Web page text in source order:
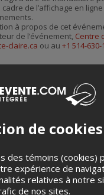
cadre de l’affichage en
à propos de cet
de l’événement, Centre
claire.ca ou au +1 514-630-
robot ci-bas.
de cookies
des témoins (cookies)
expérience de
relatives à notre
de nos sites.